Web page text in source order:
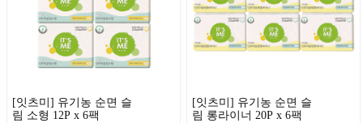
[잇츠미] 유기농 순면 슬
림 소형 12P x 6팩
[잇츠미] 유기농 순면 슬
림 롱라이너 20P x 6팩